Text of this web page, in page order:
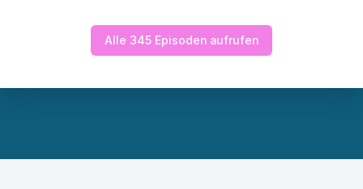
Alle 345 Episoden aufrufen